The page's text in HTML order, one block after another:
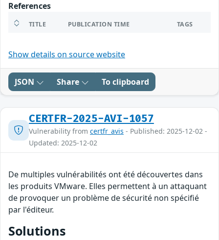
References
TITLE PUBLICATION TIME TAGS
Show details on source website
JSON Share To clipboard
CERTFR-2025-AVI-1057
Vulnerability from certfr_avis - Published: 2025-12-02 -
Updated: 2025-12-02
De multiples vulnérabilités ont été découvertes dans
les produits VMware. Elles permettent à un attaquant
de provoquer un problème de sécurité non spécifié
par l'éditeur.
Solutions